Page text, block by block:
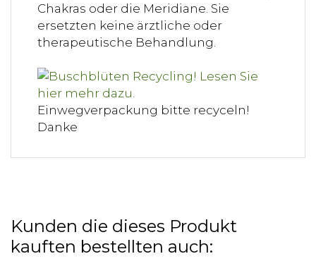
Chakras oder die Meridiane. Sie
ersetzten keine ärztliche oder
therapeutische Behandlung.
Einwegverpackung bitte recyceln!
Danke
Kunden die dieses Produkt
kauften bestellten auch: